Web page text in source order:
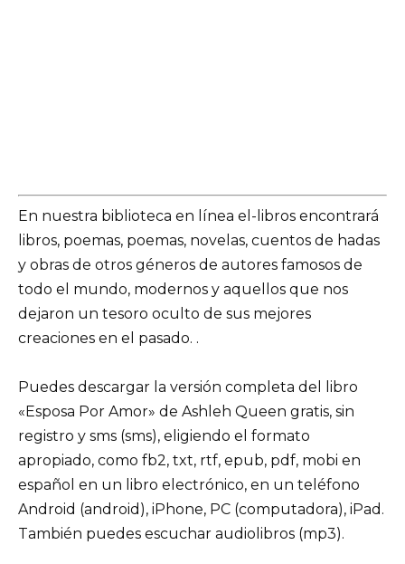
En nuestra biblioteca en línea el-libros encontrará
libros, poemas, poemas, novelas, cuentos de hadas
y obras de otros géneros de autores famosos de
todo el mundo, modernos y aquellos que nos
dejaron un tesoro oculto de sus mejores
creaciones en el pasado. .
Puedes descargar la versión completa del libro
«Esposa Por Amor» de Ashleh Queen gratis, sin
registro y sms (sms), eligiendo el formato
apropiado, como fb2, txt, rtf, epub, pdf, mobi en
español en un libro electrónico, en un teléfono
Android (android), iPhone, PC (computadora), iPad.
También puedes escuchar audiolibros (mp3).